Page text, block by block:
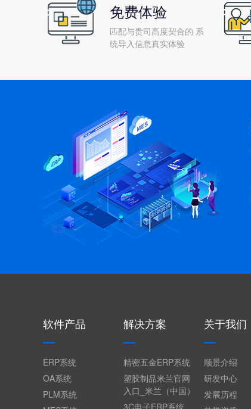
免费体验
匹配与贵司高度契合的 系
统导入信息真实体验
软件产品
ERP系统
OA系统
PLM系统
解决方案
精密五金ERP系统
塑胶制品米兰官网
入口_米兰（中国）
关于我们
顺景介绍
研发中心
发展历程